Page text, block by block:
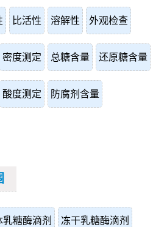
比活性 溶解性 外观检查
密度测定 总糖含量 还原糖含量
酸度测定 防腐剂含量
乳糖酶滴剂 冻干乳糖酶滴剂